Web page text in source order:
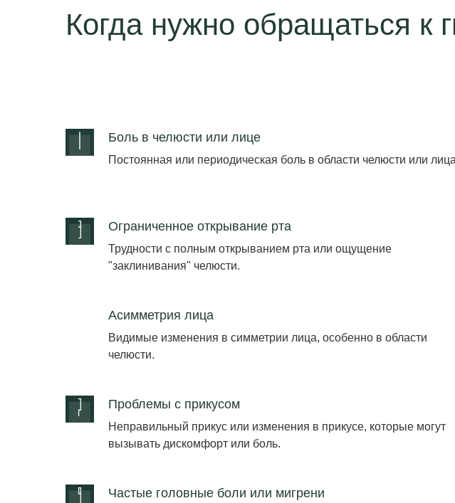
Когда нужно обращаться к
Боль в челюсти или лице
Постоянная или периодическая боль в области челюсти или
Ограниченное открывание рта
Трудности с полным открыванием рта или ощущение
"заклинивания" челюсти.
Асимметрия лица
Видимые изменения в симметрии лица, особенно в области
челюсти.
Проблемы с прикусом
Неправильный прикус или изменения в прикусе, которые могут
вызывать дискомфорт или боль.
Частые головные боли или мигрени